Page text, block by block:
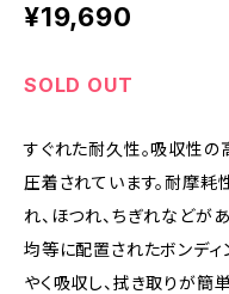
¥19,690
SOLD OUT
すぐれた耐久性。吸収性の
圧着されています。耐摩耗
れ、ほつれ、ちぎれなどがあ
均等に配置されたボンディ
やく吸収し、拭き取りが簡単